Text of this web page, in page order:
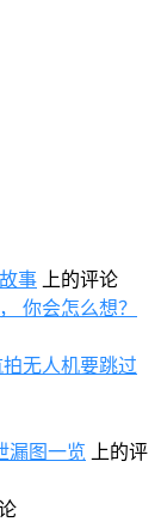
事 上的评论
你会怎么想？
无人机要跳过
漏图一览 上的评